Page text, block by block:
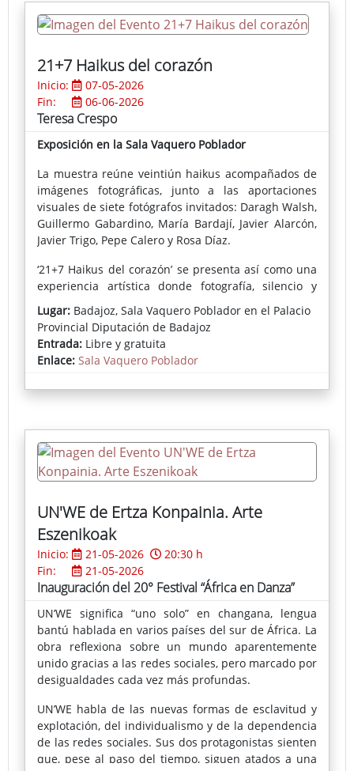
despacio, escuchar al territorio y reconocer en él sus
cicatrices y transformaciones.
21+7 Haikus del corazón
Inicio:
07-05-2026
Fin:
06-06-2026
Teresa Crespo
Exposición en la Sala Vaquero Poblador
La muestra reúne veintiún haikus acompañados de
imágenes fotográficas, junto a las aportaciones
visuales de siete fotógrafos invitados: Daragh Walsh,
Guillermo Gabardino, María Bardají, Javier Alarcón,
Javier Trigo, Pepe Calero y Rosa Díaz.
‘21+7 Haikus del corazón’ se presenta así como una
experiencia artística donde fotografía, silencio y
poesía convergen para ofrecer una mirada serena
sobre el tiempo, la naturaleza y la emoción humana
Lugar: Badajoz, Sala Vaquero Poblador en el Palacio
Provincial Diputación de Badajoz
Entrada: Libre y gratuita
Enlace: Sala Vaquero Poblador
UN'WE de Ertza Konpainia. Arte
Eszenikoak
Inicio: 21-05-2026
20:30 h
Fin:
21-05-2026
Inauguración del 20° Festival “África en Danza”
UN’WE significa “uno solo” en changana, lengua
bantú hablada en varios países del sur de África. La
obra reflexiona sobre un mundo aparentemente
unido gracias a las redes sociales, pero marcado por
desigualdades cada vez más profundas.
UN’WE habla de las nuevas formas de esclavitud y
explotación, del individualismo y de la dependencia
de las redes sociales. Sus dos protagonistas sienten
que, pese al paso del tiempo, siguen atados a una